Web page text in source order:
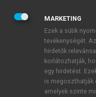
JELSZÓ
JELSZÓ ÚJRA
Kérek értesítést a
MARKETING
Ezek a sütik
tevékenységét.
hirdetők
korlátozhatják,
egy hirdetést.
is megoszthatják
amelyek szinte